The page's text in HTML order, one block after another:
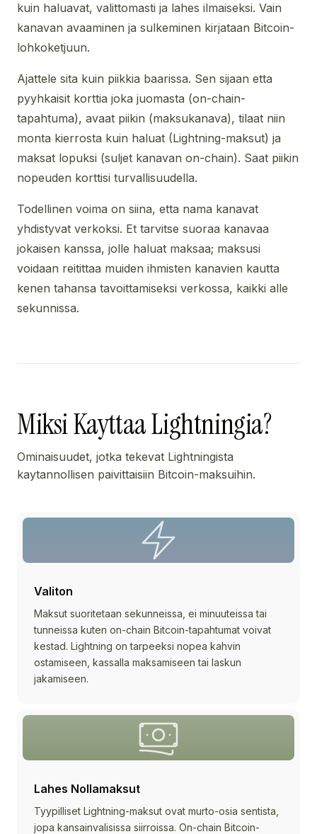
kuin haluavat, valittomasti ja lahes ilmaiseksi. Vain
kanavan avaaminen ja sulkeminen kirjataan Bitcoin-
lohkoketjuun.
Ajattele sita kuin piikkia baarissa. Sen sijaan etta
pyyhkaisit korttia joka juomasta (on-chain-
tapahtuma), avaat piikin (maksukanava), tilaat niin
monta kierrosta kuin haluat (Lightning-maksut) ja
maksat lopuksi (suljet kanavan on-chain). Saat piikin
nopeuden korttisi turvallisuudella.
Todellinen voima on siina, etta nama kanavat
yhdistyvat verkoksi. Et tarvitse suoraa kanavaa
jokaisen kanssa, jolle haluat maksaa; maksusi
voidaan reitittaa muiden ihmisten kanavien kautta
kenen tahansa tavoittamiseksi verkossa, kaikki alle
sekunnissa.
Miksi Kayttaa Lightningia?
Ominaisuudet, jotka tekevat Lightningista
kaytannollisen paivittaisiin Bitcoin-maksuihin.
Valiton
Maksut suoritetaan sekunneissa, ei minuuteissa tai
tunneissa kuten on-chain Bitcoin-tapahtumat voivat
kestad. Lightning on tarpeeksi nopea kahvin
ostamiseen, kassalla maksamiseen tai laskun
jakamiseen.
Lahes Nollamaksut
Tyypilliset Lightning-maksut ovat murto-osia sentista,
jopa kansainvalisissa siirroissa. On-chain Bitcoin-